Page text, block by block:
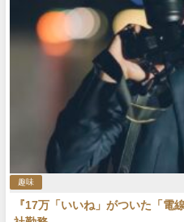
趣味
『17万「いいね」がついた「